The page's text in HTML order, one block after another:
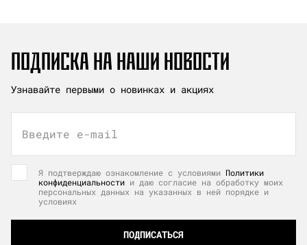
ПОДПИСКА НА НАШИ НОВОСТИ
Узнавайте первыми о новинках и акциях
Введите e-mail
Я подтверждаю ознакомление с условиями Политики
конфиденциальности и даю согласие на обработку моих
персональных данных на указанных в ней порядке и
условиях
ПОДПИСАТЬСЯ